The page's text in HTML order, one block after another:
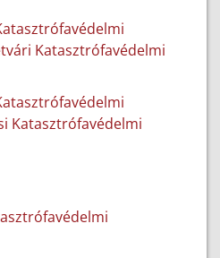
Katasztrófavédelmi
Katasztrófavédelmi